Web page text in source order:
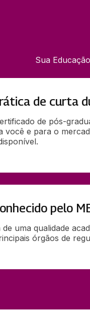
Sua
de curta
de pós-
você e para o
pelo
uma qualidade
órgãos de